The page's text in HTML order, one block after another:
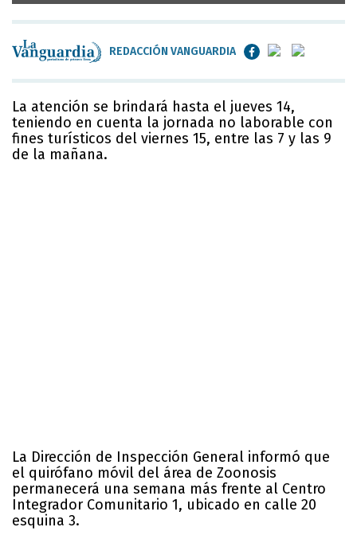
REDACCIÓN VANGUARDIA
La atención se brindará hasta el jueves 14,
teniendo en cuenta la jornada no laborable con
fines turísticos del viernes 15, entre las 7 y las 9
de la mañana.
La Dirección de Inspección General informó que
el quirófano móvil del área de Zoonosis
permanecerá una semana más frente al Centro
Integrador Comunitario 1, ubicado en calle 20
esquina 3.